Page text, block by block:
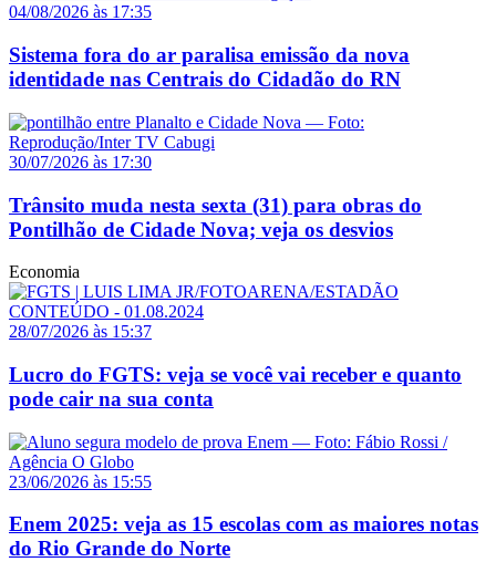
04/08/2026 às 17:35
Sistema fora do ar paralisa emissão da nova
identidade nas Centrais do Cidadão do RN
30/07/2026 às 17:30
Trânsito muda nesta sexta (31) para obras do
Pontilhão de Cidade Nova; veja os desvios
Economia
28/07/2026 às 15:37
Lucro do FGTS: veja se você vai receber e quanto
pode cair na sua conta
23/06/2026 às 15:55
Enem 2025: veja as 15 escolas com as maiores notas
do Rio Grande do Norte